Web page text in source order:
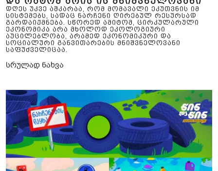
დღეს უკვე აშკარაა, რომ მომავალი ეკუთვნის იმ
სისტემებს, სადაც ნარჩენი ღირებულ რესურსად
გარდაიქმნება. სწორედ ამიტომ, ცირკულარული
ეკონომიკა არა მხოლოდ ეკოლოგიური
აუცილებლობა, არამედ ეკონომიკური და
სოციალური განვითარების მნიშვნელოვანი
საფუძველიცაა.
სრულად ნახვა